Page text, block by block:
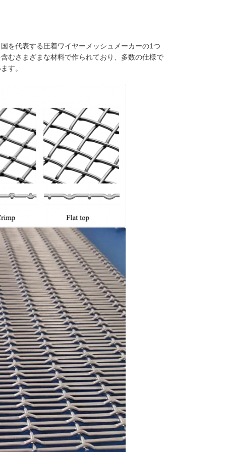
を代表する圧着ワイヤーメッシュメーカーの1つ
むさまざまな材料で作られており、多数の仕様で
す。